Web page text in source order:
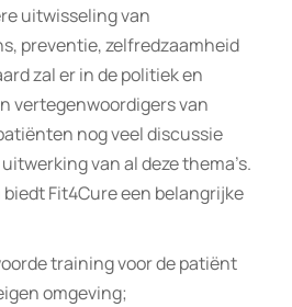
uitwisseling van
preventie, zelfredzaamheid
zal er in de politiek en
vertegenwoordigers van
nog veel discussie
van al deze thema’s.
Fit4Cure een belangrijke
training voor de patiënt
omgeving;